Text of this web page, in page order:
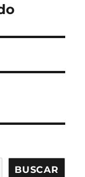
BUSCAR